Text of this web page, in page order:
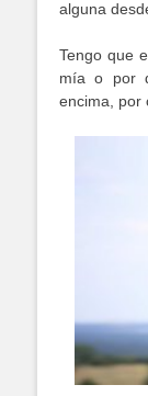
alguna
Tengo que
mía o por
encima, por